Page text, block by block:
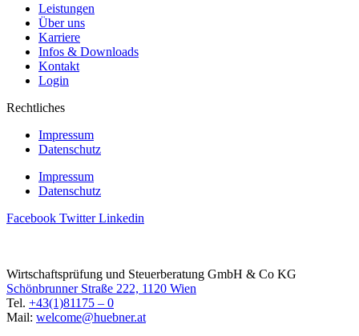
Leistungen
Über uns
Karriere
Infos & Downloads
Kontakt
Login
Rechtliches
Impressum
Datenschutz
Impressum
Datenschutz
Facebook Twitter Linkedin
Wirtschaftsprüfung und Steuerberatung GmbH & Co KG
Schönbrunner Straße 222, 1120 Wien
Tel. +43(1)81175 – 0
Mail: welcome@huebner.at